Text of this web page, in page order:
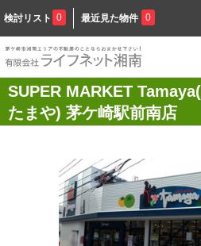
検討リスト 0 最近見た物件 0
SUPER MARKET
たまや) 茅ケ崎駅前南店